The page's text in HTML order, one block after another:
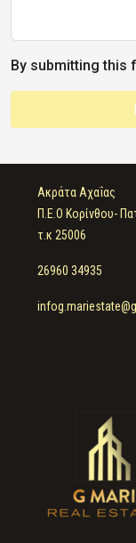
By submitting this
Ακράτα Αχαΐας
Π.Ε.Ο Κορίνθου-
τ.κ 25006
26960 34935